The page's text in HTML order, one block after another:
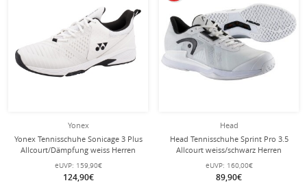
Yonex
Yonex Tennisschuhe Sonicage 3 Plus
Allcourt/Dämpfung weiss Herren
eUVP: 159,90€
124,90€
Head
Head Tennisschuhe Sprint Pro 3.5
Allcourt weiss/schwarz Herren
eUVP: 160,00€
89,90€